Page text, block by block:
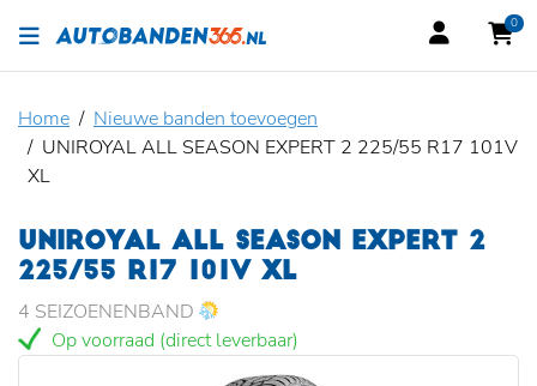
0
Home
Nieuwe banden toevoegen
UNIROYAL ALL SEASON EXPERT 2 225/55 R17 101V
XL
UNIROYAL ALL SEASON EXPERT 2
225/55 R17 101V XL
4 SEIZOENENBAND
Op voorraad (direct leverbaar)